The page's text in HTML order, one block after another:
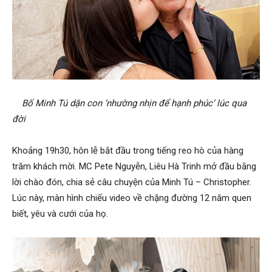
Bố Minh Tú dặn con ‘nhường nhịn để hạnh phúc’ lúc qua
đời
Khoảng 19h30, hôn lễ bắt đầu trong tiếng reo hò của hàng
trăm khách mời. MC Pete Nguyễn, Liêu Hà Trinh mở đầu bằng
lời chào đón, chia sẻ câu chuyện của Minh Tú – Christopher.
Lúc này, màn hình chiếu video về chặng đường 12 năm quen
biết, yêu và cưới của họ.